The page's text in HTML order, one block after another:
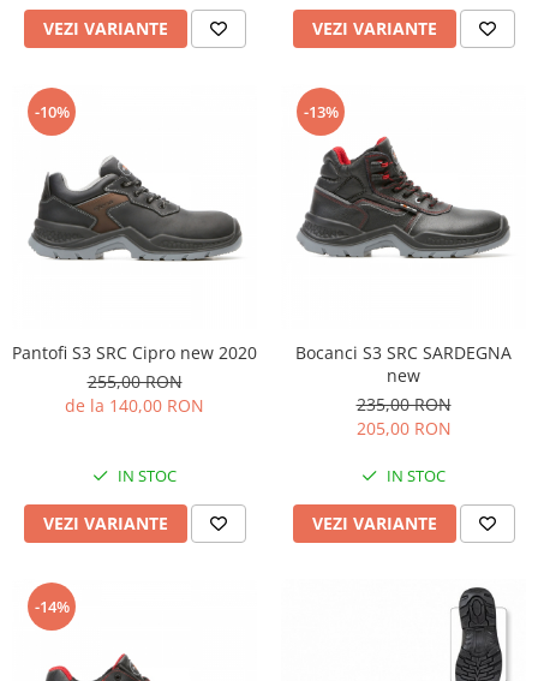
Salopetă cu pieptar
Camasa
Combinezoane
Jachete
Pantaloni
Pantaloni scurţi
Tricouri
îmbrăcăminte unică folosinţă
Accesorii industria alimentară
Combinezon
Jachete
Protecţie ignifugă
Accesorii rezistente la flacără
Combinezoane
VEZI VARIANTE VEZI VARIANTE
-10%
Pantofi S3 SRC Cipro new 2020
255,00 RON
de la 140,00 RON
IN STOC
VEZI VARIANTE
-13%
Bocanci S3 SRC SARDEGNA
new
235,00 RON
205,00 RON
IN STOC
VEZI VARIANTE
-14%